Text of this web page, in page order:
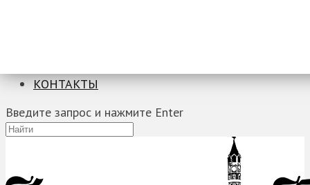
КОНТАКТЫ
Введите запрос и нажмите Enter